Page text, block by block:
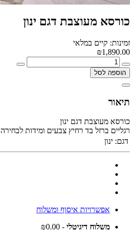
כורסא מעוצבת דגם ינון
זמינות: קיים במלאי
₪1,890.00
הוספה לסל
תיאור
כורסא מעוצבת דגם ינון
רגליים ברזל בד רחיץ צבעים ומידות לבחירה
דגם: ינון
אפשרויות איסוף ומשלוח
משלוח דיגיטלי - ₪0.00